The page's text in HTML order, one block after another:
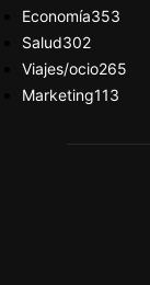
Economía353
Salud302
Viajes/ocio265
Marketing113